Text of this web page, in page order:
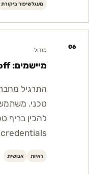
מעגלשיפור ביקורת
06 מודול
מיישמים: handoff טכני
להכין בריף
credentials.
ראיות אנושית